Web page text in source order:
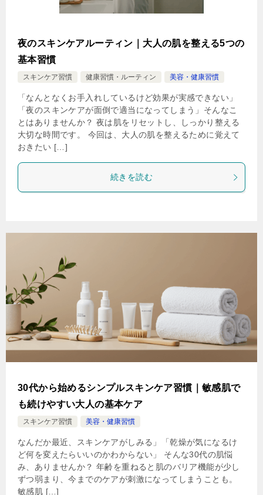
夜のスキンケアルーティン｜大人の肌を整える5つの
基本習慣
スキンケア習慣 健康習慣・ルーティン 美容・健康習慣
「なんとなくお手入れしているけど効果が実感できない」
「夜のスキンケアが面倒で適当になってしまう」そんなこ
とはありませんか？ 夜は肌をリセットし、しっかり整える
大切な時間です。 今回は、大人の肌を整えるために覚えて
おきたい […]
続きを読む
30代から始めるシンプルスキンケア習慣｜敏感肌で
も続けやすい大人の基本ケア
スキンケア習慣 美容・健康習慣
なんだか最近、スキンケアがしみる」「乾燥が気になるけ
ど何を変えたらいいのかわからない」 そんな30代の肌悩
み、ありませんか？ 年齢を重ねると肌のバリア機能が少し
ずつ弱まり、今までのケアが刺激になってしまうことも。
敏感肌 […]